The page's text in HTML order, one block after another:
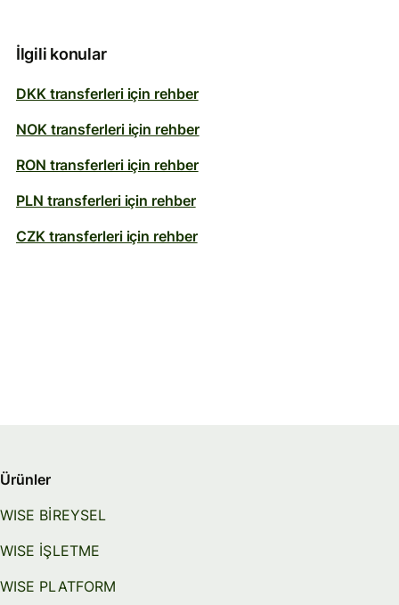
İlgili konular
DKK transferleri için rehber
NOK transferleri için rehber
RON transferleri için rehber
PLN transferleri için rehber
CZK transferleri için rehber
Ürünler
WISE BİREYSEL
WISE İŞLETME
WISE PLATFORM